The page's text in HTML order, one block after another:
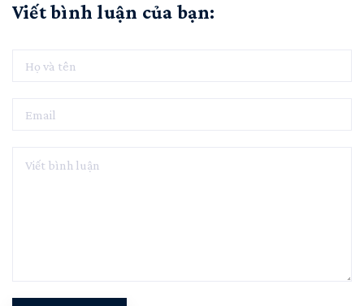
Viết bình luận của bạn: